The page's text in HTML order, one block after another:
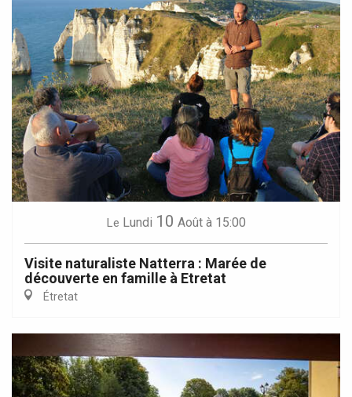
Le Lundi 10 Août à 15:00
Visite naturaliste Natterra : Marée de
découverte en famille à Etretat
Étretat